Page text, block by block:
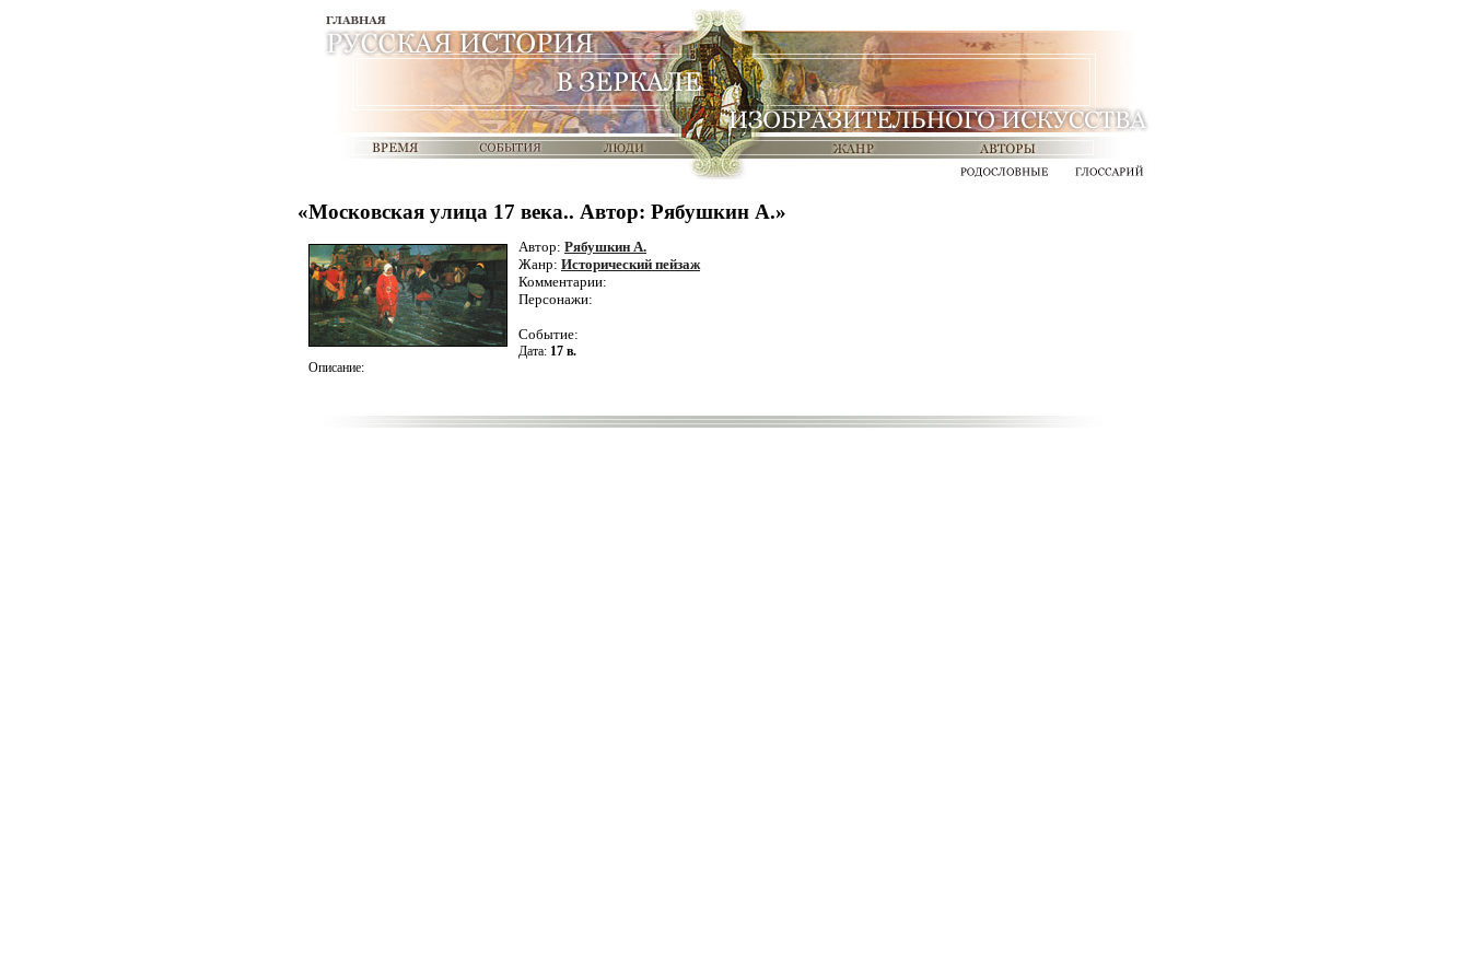
«Московская улица 17 века.. Автор: Рябушкин А.»
Автор: Рябушкин А.
Жанр: Исторический пейзаж
Комментарии:
Персонажи:
Событие:
Дата: 17 в.
Описание: